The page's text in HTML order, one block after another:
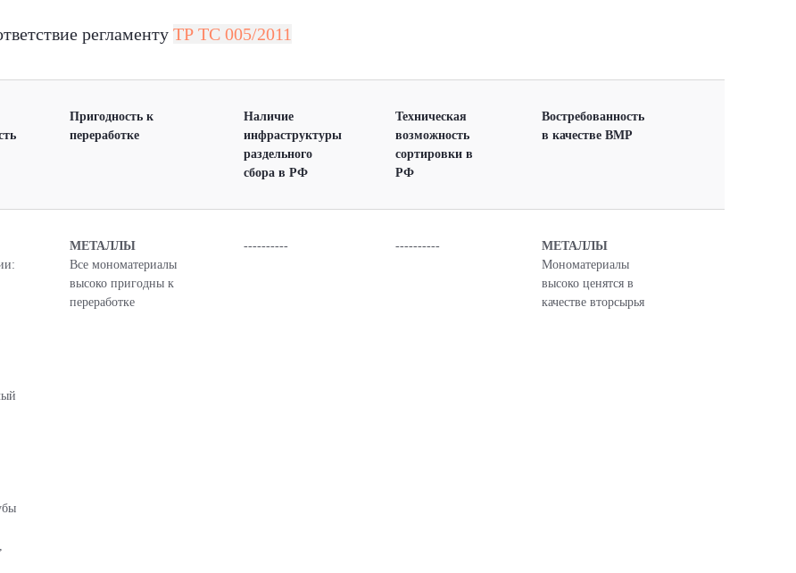
регламенту ТР ТС 005/2011
Пригодность к
переработке
Наличие
инфраструктуры
раздельного
сбора в РФ
Техническая
возможность
сортировки в
РФ
Востребованность
в качестве ВМР
МЕТАЛЛЫ
Все мономатериалы
высоко пригодны к
переработке
---------- ----------
МЕТАЛЛЫ
Мономатериалы
высоко ценятся в
качестве вторсырья